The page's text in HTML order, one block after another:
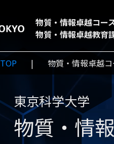
物質・情報卓越コー
物質・情報卓越教育
TOP 物質・情報卓越
東京科学大学
物質・情